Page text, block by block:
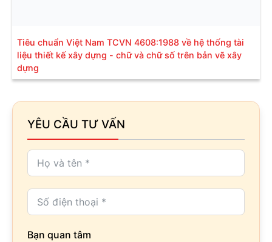
Tiêu chuẩn Việt Nam TCVN 4608:1988 về hệ thống tài
liệu thiết kế xây dựng - chữ và chữ số trên bản vẽ xây
dựng
YÊU CẦU TƯ VẤN
Bạn quan tâm